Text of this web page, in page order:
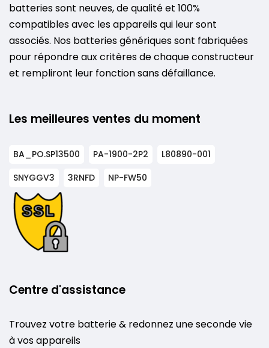
batteries sont neuves, de qualité et 100%
compatibles avec les appareils qui leur sont
associés. Nos batteries génériques sont fabriquées
pour répondre aux critères de chaque constructeur
et rempliront leur fonction sans défaillance.
Les meilleures ventes du moment
BA_PO.SP13500 PA-1900-2P2
L80890-001
SNYGGV3
3RNFD NP-FW50
Centre d'assistance
Trouvez votre batterie & redonnez une seconde vie
à vos appareils